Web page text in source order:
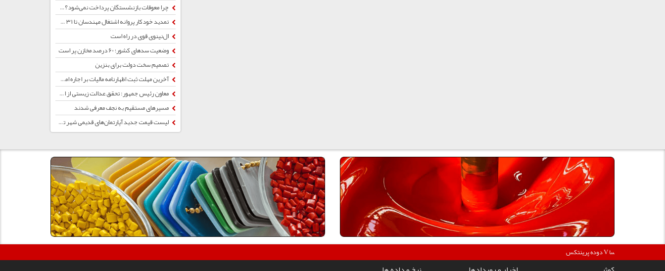
چرا معوقات بازنشستگان پرداخت نمی‌شود؟چرا معوقات بازنشستگان پرداخت نمی‌شود؟
تمدید خودکار پروانه اشتغال مهندسان تا ۳۱ شهریور
ال‌نینوی قوی در راه است
وضعیت سدهای کشور؛ 60 درصد مخازن پر است
تصمیم سخت دولت برای بنزین
آخرین مهلت ثبت اظهارنامه مالیات بر اجاره املاک اعلام شد +جزئیات
معاون رئیس‌ جمهور: تحقق عدالت زیستی از اولویت‌های دولت چهاردهم است
مسیرهای مستقیم به نجف معرفی شدند
لیست قیمت جدید آپارتمان‌های قدیمی شهر تهران
دوده پرینتکس V دگوسا :360000